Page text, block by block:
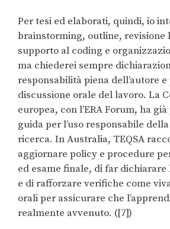
Per tesi ed elaborati, quindi, io
brainstorming, outline, revisione
supporto al coding e
ma chiederei sempre
responsabilità piena dell’autore
discussione orale del lavoro. La
europea, con l’ERA Forum, ha
guida per l’uso responsabile
ricerca. In Australia, TEQSA
aggiornare policy e procedure
ed esame finale, di far dichiarare
e di rafforzare verifiche come
orali per assicurare che
realmente avvenuto. ([7])